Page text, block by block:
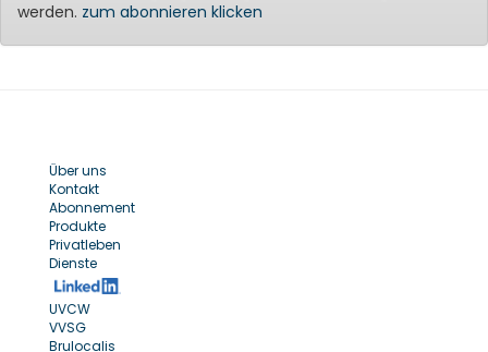
werden. zum abonnieren klicken
Über uns
Kontakt
Abonnement
Produkte
Privatleben
Dienste
UVCW
VVSG
Brulocalis